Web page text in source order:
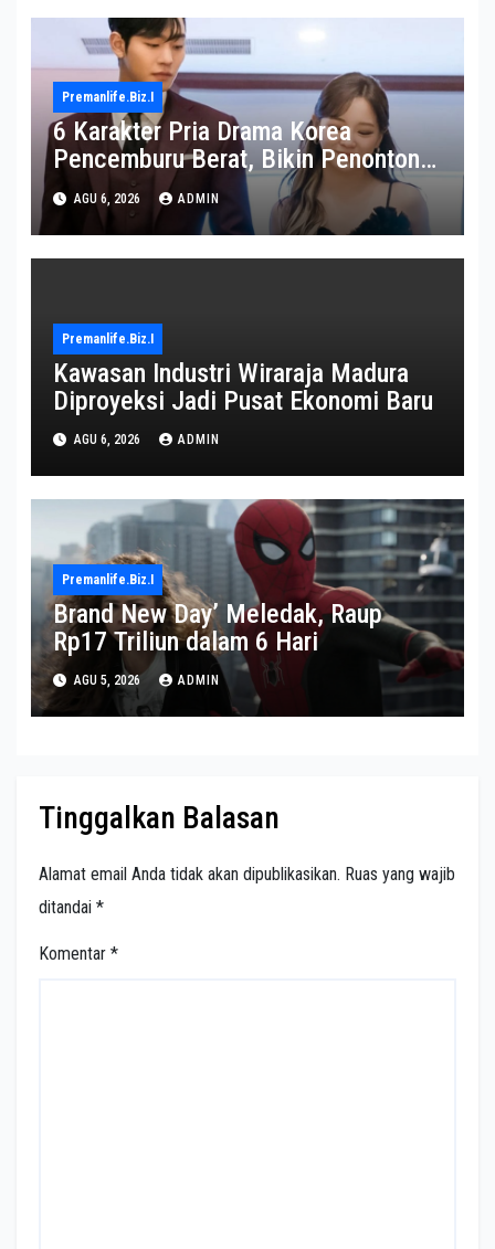
Premanlife.biz.i
6 Karakter Pria Drama Korea
Pencemburu Berat, Bikin Penonton
Gemas
AGU 6, 2026 ADMIN
Premanlife.biz.i
Kawasan Industri Wiraraja Madura
Diproyeksi Jadi Pusat Ekonomi Baru
AGU 6, 2026 ADMIN
Premanlife.biz.i
Brand New Day’ Meledak, Raup
Rp17 Triliun dalam 6 Hari
AGU 5, 2026 ADMIN
Tinggalkan Balasan
Alamat email Anda tidak akan dipublikasikan. Ruas yang wajib
ditandai *
Komentar *